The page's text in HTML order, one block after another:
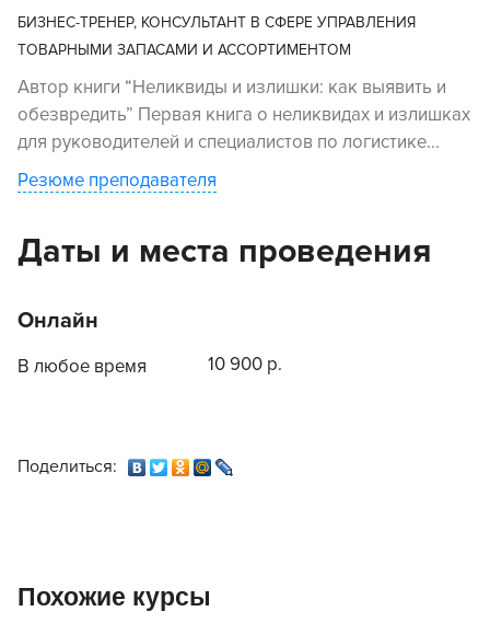
БИЗНЕС-ТРЕНЕР, КОНСУЛЬТАНТ В СФЕРЕ УПРАВЛЕНИЯ
ТОВАРНЫМИ ЗАПАСАМИ И АССОРТИМЕНТОМ
Автор книги “Неликвиды и излишки: как выявить и
обезвредить” Первая книга о неликвидах и излишках
для руководителей и специалистов по логистике...
Резюме преподавателя
Даты и места проведения
Онлайн
В любое время 10 900 р.
Поделиться:
Похожие курсы